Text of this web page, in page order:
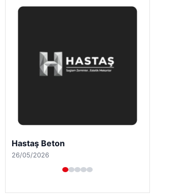
Enes Kaplan Avukatlık Bürosu
28/04/2026